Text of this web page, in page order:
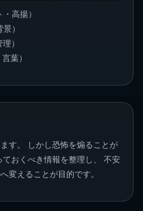
高揚）
）
）
葉）
す。 しかし恐怖を煽ることが
おくべき情報を整理し、 不安
変えることが目的です。